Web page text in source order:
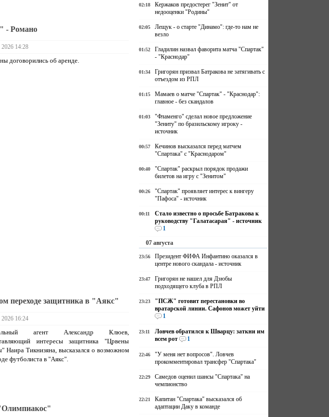
- Романо
14:28
договорились об аренде.
переходе защитника в "Аякс"
16:24
агент Александр Клюев,
интересы защитника "Црвены
Наира Тикнизяна, высказался о возможном
футболиста в "Аякс".
02:18
Кержаков предостерег "Зенит" от
недооценки "Родины"
02:05
Лещук - о старте "Динамо": где-то нам не
везло
01:52
Гладилин назвал фаворита матча "Спартак"
- "Краснодар"
01:34
Григорян призвал Батракова не затягивать с
отъездом из РПЛ
01:15
Мамаев о матче "Спартак" - "Краснодар":
главное - без скандалов
01:03
"Фламенго" сделал новое предложение
"Зениту" по бразильскому игроку -
источник
00:57
Кечинов высказался перед матчем
"Спартака" с "Краснодаром"
00:40
"Спартак" раскрыл порядок продажи
билетов на игру с "Зенитом"
00:26
"Спартак" проявляет интерес к вингеру
"Пафоса" - источник
00:11
Стало известно о просьбе Батракова к
руководству "Галатасарая" - источник
1
07 августа
23:56
Президент ФИФА Инфантино оказался в
центре нового скандала - источник
23:47
Григорян не нашел для Дзюбы
подходящего клуба в РПЛ
23:23
"ПСЖ" готовит перестановки во
вратарской линии. Сафонов может уйти
1
23:11
Ловчев обратился к Шварцу: заткни им
всем рот
1
22:46
"У меня нет вопросов". Ловчев
прокомментировал трансфер "Спартака"
22:29
Самедов оценил шансы "Спартака" на
чемпионство
22:21
Капитан "Спартака" высказался об
адаптации Даку в команде